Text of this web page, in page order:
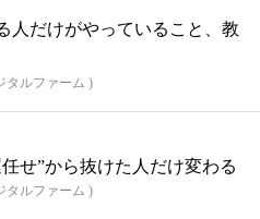
人だけがやっていること、教
タルファーム )
せ”から抜けた人だけ変わる
タルファーム )